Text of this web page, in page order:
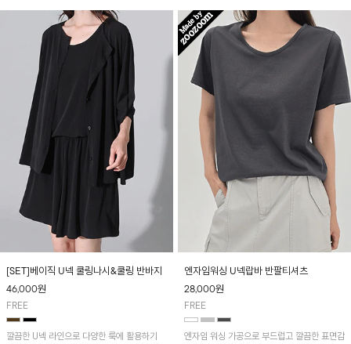
[SET]베이직 U넥 쿨링나시&쿨링 반바지
46,000원
FREE
깔끔한 U넥 라인으로 다양한 룩에 활용하기
엔자임워싱 U넥랍바 반팔티셔츠
28,000원
FREE
엔자임 워싱 가공으로 부드럽고 깔끔한 표면감